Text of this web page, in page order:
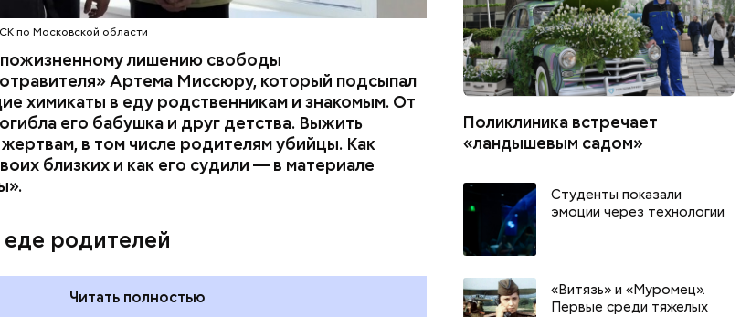
5
День шампанского: какие
праздники отмечают в России
и мире 4 августа
День арбуза и День поцелуев
с зеркалом: какие праздники
отмечают в России и мире 3
августа
День
августа
по Московской области
лишению свободы
Артема Миссюру, который подсыпал
химикаты в еду родственникам и знакомым. От
его бабушка и друг детства. Выжить
в том числе родителям убийцы. Как
близких и как его судили — в материале
родителей
Читать полностью
Поликлиника встречает
«ландышевым садом»
Студенты показали
эмоции через технологии
«Витязь» и «Муромец».
Первые среди тяжелых